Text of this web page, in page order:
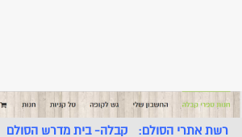
רשת אתרי הסולם: קבלה- בית מדרש הסולם